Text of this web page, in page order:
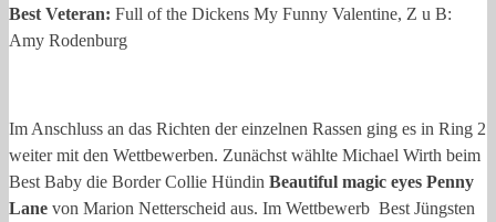
Best Veteran: Full of the Dickens My Funny Valentine, Z u B:
Amy Rodenburg
Im Anschluss an das Richten der einzelnen Rassen ging es in Ring 2
weiter mit den Wettbewerben. Zunächst wählte Michael Wirth beim
Best Baby die Border Collie Hündin Beautiful magic eyes Penny
Lane von Marion Netterscheid aus. Im Wettbewerb Best Jüngsten